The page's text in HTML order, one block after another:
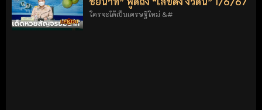
ใครจะได้เป็นเศรษฐีใหม่ &#